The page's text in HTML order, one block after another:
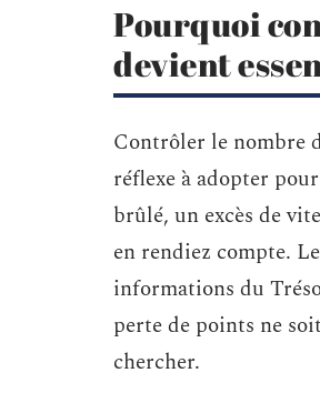
Pourquoi
devient
Contrôler le nombre
réflexe à adopter
brûlé, un excès de
en rendiez compte. Le
informations du
perte de points ne
chercher.